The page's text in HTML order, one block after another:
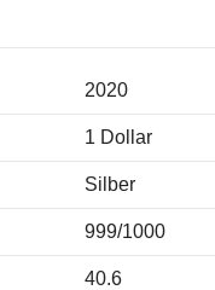
2020
1 Dollar
Silber
999/1000
40.6